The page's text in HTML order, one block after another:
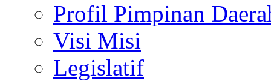
Profil Pimpinan
Visi Misi
Legislatif